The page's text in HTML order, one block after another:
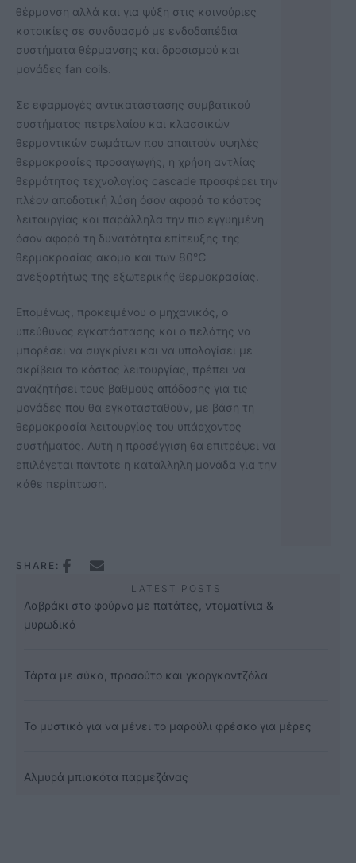
SHARE:
LATEST POSTS
Λαβράκι στο φούρνο με πατάτες, ντοματίνια &
μυρωδικά
Τάρτα με σύκα, προσούτο και γκοργκοντζόλα
Το μυστικό για να μένει το μαρούλι φρέσκο για μέρες
Αλμυρά μπισκότα παρμεζάνας
θέρμανση αλλά και για ψύξη στις καινούριες
κατοικίες σε συνδυασμό με ενδοδαπέδια
συστήματα θέρμανσης και δροσισμού και
μονάδες fan coils.
Σε εφαρμογές αντικατάστασης συμβατικού
συστήματος πετρελαίου και κλασσικών
θερμαντικών σωμάτων που απαιτούν υψηλές
θερμοκρασίες προσαγωγής, η χρήση αντλίας
θερμότητας τεχνολογίας cascade προσφέρει την
πλέον αποδοτική λύση όσον αφορά το κόστος
λειτουργίας και παράλληλα την πιο εγγυημένη
όσον αφορά τη δυνατότητα επίτευξης της
θερμοκρασίας ακόμα και των 80℃
ανεξαρτήτως της εξωτερικής θερμοκρασίας.
Επομένως, προκειμένου ο μηχανικός, ο
υπεύθυνος εγκατάστασης και ο πελάτης να
μπορέσει να συγκρίνει και να υπολογίσει με
ακρίβεια το κόστος λειτουργίας, πρέπει να
αναζητήσει τους βαθμούς απόδοσης για τις
μονάδες που θα εγκατασταθούν, με βάση τη
θερμοκρασία λειτουργίας του υπάρχοντος
συστήματός. Αυτή η προσέγγιση θα επιτρέψει να
επιλέγεται πάντοτε η κατάλληλη μονάδα για την
κάθε περίπτωση.